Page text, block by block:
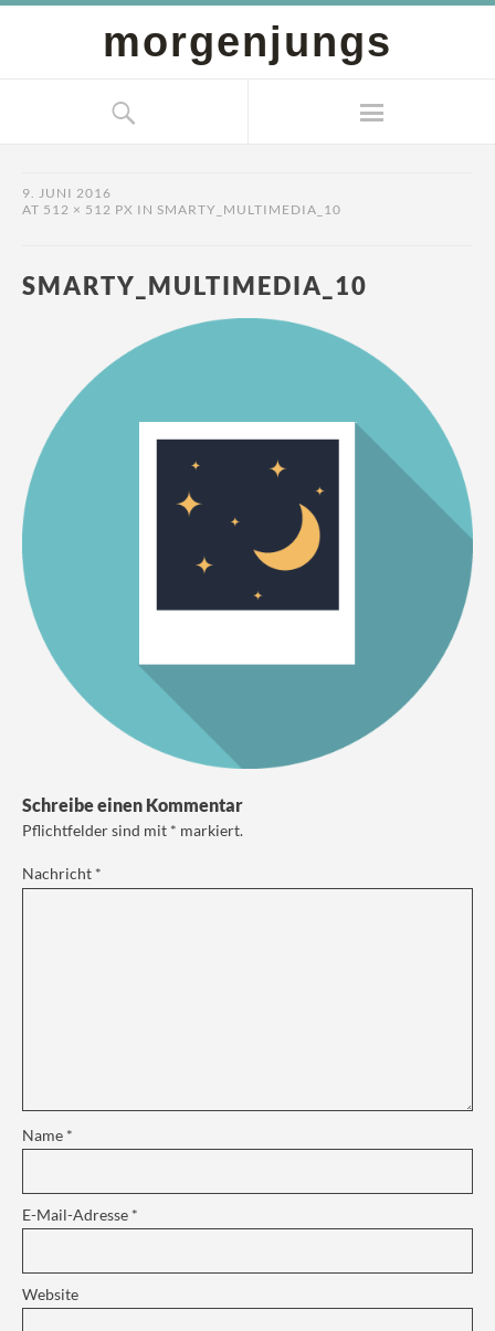
morgenjungs
9. JUNI 2016
AT 512 × 512 PX IN SMARTY_MULTIMEDIA_10
SMARTY_MULTIMEDIA_10
Schreibe einen Kommentar
Pflichtfelder sind mit * markiert.
Nachricht *
Name *
E-Mail-Adresse *
Website